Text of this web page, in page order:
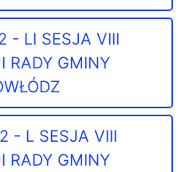
- LI SESJA VIII
RADY GMINY
- L SESJA VIII
RADY GMINY